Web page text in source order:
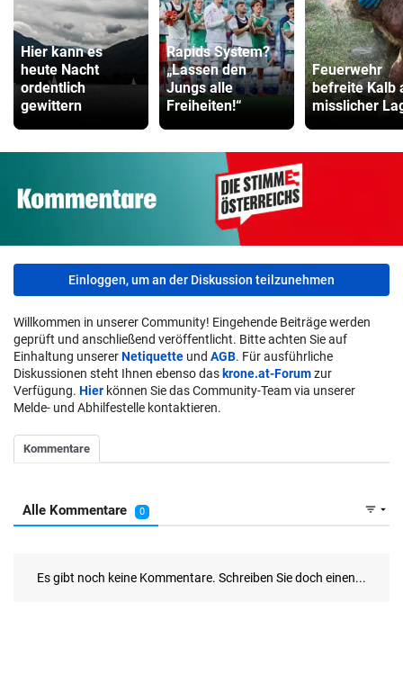
Hier kann es
heute Nacht
ordentlich
gewittern
Rapids System?
„Lassen den
Jungs alle
Freiheiten!“
Feuerwehr
befreite Kalb
misslicher
Einloggen, um an der Diskussion teilzunehmen
Willkommen in unserer Community! Eingehende Beiträge werden
geprüft und anschließend veröffentlicht. Bitte achten Sie auf
Einhaltung unsererNetiquette und AGB. Für ausführliche
Diskussionen steht Ihnen ebenso das krone.at-Forumzur
Verfügung. Hier können Sie das Community-Team via unserer
Melde- und Abhilfestelle kontaktieren.